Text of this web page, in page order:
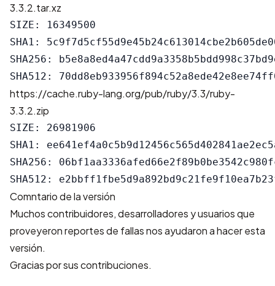
3.3.2.tar.xz
SIZE: 16349500
SHA1:
SHA256:
https://cache.ruby-lang.org/pub/ruby/3.3/ruby-
3.3.2.zip
SIZE: 26981906
SHA1:
SHA256:
Comntario de la versión
Muchos contribuidores, desarrolladores y usuarios que
proveyeron reportes de fallas nos ayudaron a hacer esta
versión.
Gracias por sus contribuciones.